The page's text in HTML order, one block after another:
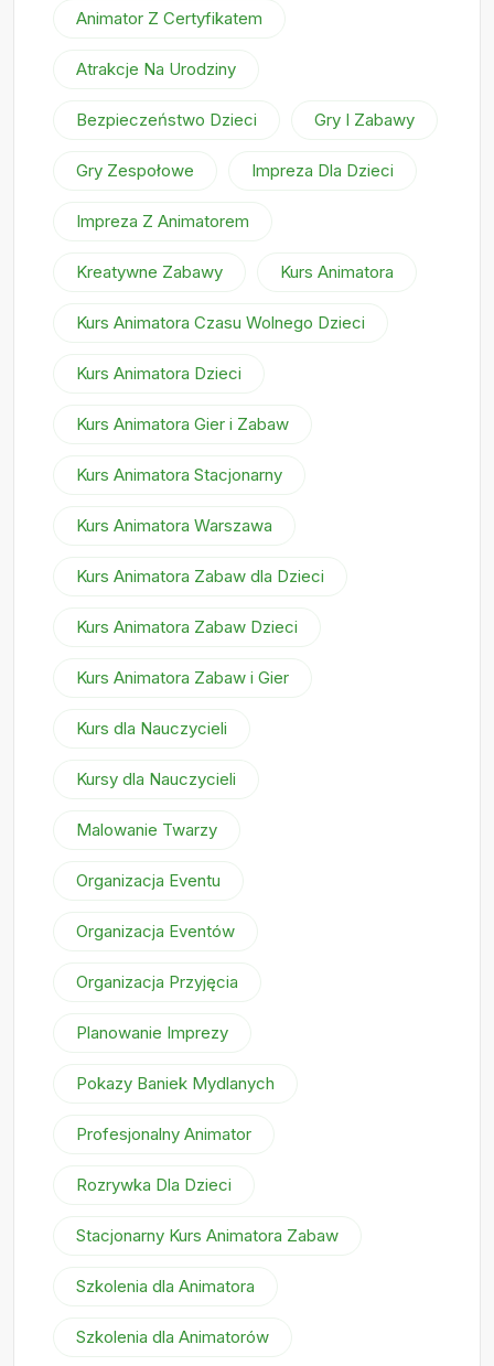
Animator Z Certyfikatem
Atrakcje Na Urodziny
Bezpieczeństwo Dzieci Gry I Zabawy
Gry Zespołowe Impreza Dla Dzieci
Impreza Z Animatorem
Kreatywne Zabawy Kurs Animatora
Kurs Animatora Czasu Wolnego Dzieci
Kurs Animatora Dzieci
Kurs Animatora Gier i Zabaw
Kurs Animatora Stacjonarny
Kurs Animatora Warszawa
Kurs Animatora Zabaw dla Dzieci
Kurs Animatora Zabaw Dzieci
Kurs Animatora Zabaw i Gier
Kurs dla Nauczycieli
Kursy dla Nauczycieli
Malowanie Twarzy
Organizacja Eventu
Organizacja Eventów
Organizacja Przyjęcia
Planowanie Imprezy
Pokazy Baniek Mydlanych
Profesjonalny Animator
Rozrywka Dla Dzieci
Stacjonarny Kurs Animatora Zabaw
Szkolenia dla Animatora
Szkolenia dla Animatorów